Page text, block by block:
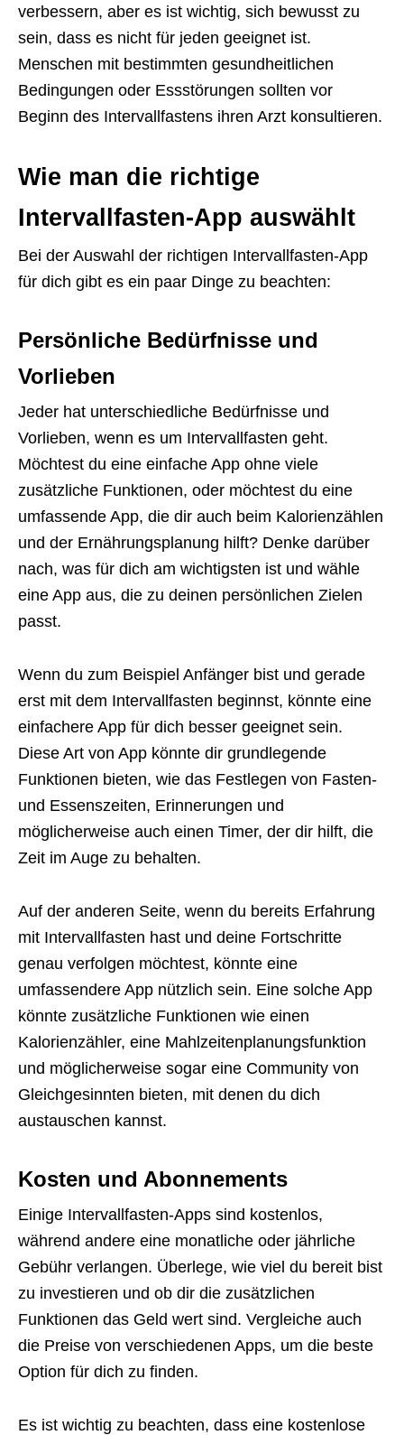
verbessern, aber es ist wichtig, sich bewusst zu
sein, dass es nicht für jeden geeignet ist.
Menschen mit bestimmten gesundheitlichen
Bedingungen oder Essstörungen sollten vor
Beginn des Intervallfastens ihren Arzt konsultieren.
Wie man die richtige
Intervallfasten-App auswählt
Bei der Auswahl der richtigen Intervallfasten-App
für dich gibt es ein paar Dinge zu beachten:
Persönliche Bedürfnisse und
Vorlieben
Jeder hat unterschiedliche Bedürfnisse und
Vorlieben, wenn es um Intervallfasten geht.
Möchtest du eine einfache App ohne viele
zusätzliche Funktionen, oder möchtest du eine
umfassende App, die dir auch beim Kalorienzählen
und der Ernährungsplanung hilft? Denke darüber
nach, was für dich am wichtigsten ist und wähle
eine App aus, die zu deinen persönlichen Zielen
passt.
Wenn du zum Beispiel Anfänger bist und gerade
erst mit dem Intervallfasten beginnst, könnte eine
einfachere App für dich besser geeignet sein.
Diese Art von App könnte dir grundlegende
Funktionen bieten, wie das Festlegen von Fasten-
und Essenszeiten, Erinnerungen und
möglicherweise auch einen Timer, der dir hilft, die
Zeit im Auge zu behalten.
Auf der anderen Seite, wenn du bereits Erfahrung
mit Intervallfasten hast und deine Fortschritte
genau verfolgen möchtest, könnte eine
umfassendere App nützlich sein. Eine solche App
könnte zusätzliche Funktionen wie einen
Kalorienzähler, eine Mahlzeitenplanungsfunktion
und möglicherweise sogar eine Community von
Gleichgesinnten bieten, mit denen du dich
austauschen kannst.
Kosten und Abonnements
Einige Intervallfasten-Apps sind kostenlos,
während andere eine monatliche oder jährliche
Gebühr verlangen. Überlege, wie viel du bereit bist
zu investieren und ob dir die zusätzlichen
Funktionen das Geld wert sind. Vergleiche auch
die Preise von verschiedenen Apps, um die beste
Option für dich zu finden.
Es ist wichtig zu beachten, dass eine kostenlose